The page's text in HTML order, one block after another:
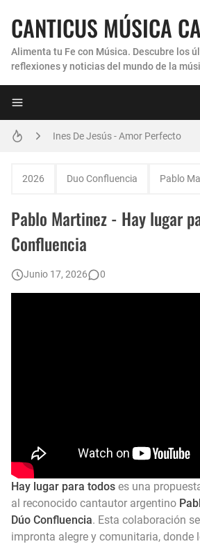
CANTICUS MÚSICA
Alimenta tu Fe con Música. Descubre los
reflexiones y noticias del mundo de la
Ines De Jesús - Amor Perfecto
Son By Four - Seremos Santos
Inés De Jesús - Vuelve A Mi
2026 Duo Confluencia Pablo
Pablo Martinez - Hay lugar
Confluencia
Junio 17, 2026 0
Hay lugar para todos es una
al reconocido cantautor argentino
Dúo Confluencia. Esta colaboración
impronta alegre y comunitaria,